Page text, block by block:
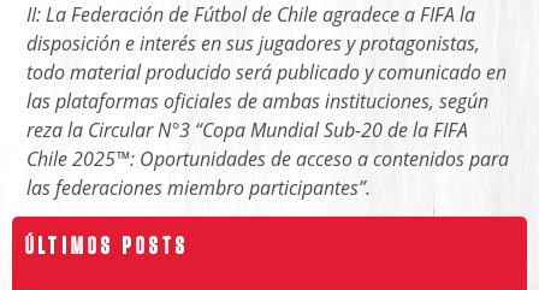
II: La Federación de Fútbol de Chile agradece a FIFA la
disposición e interés en sus jugadores y protagonistas,
todo material producido será publicado y comunicado en
las plataformas oficiales de ambas instituciones, según
reza la Circular N°3 “Copa Mundial Sub-20 de la FIFA
Chile 2025™: Oportunidades de acceso a contenidos para
las federaciones miembro participantes”.
ÚLTIMOS POSTS